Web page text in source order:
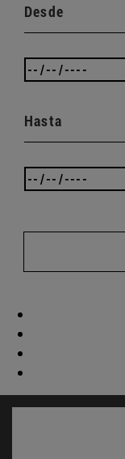
Desde
Hasta